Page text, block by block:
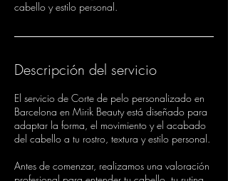
cabello y estilo personal.
Descripción del servicio
El servicio de Corte de pelo personalizado en
Barcelona en Mirik Beauty está diseñado para
adaptar la forma, el movimiento y el acabado
del cabello a tu rostro, textura y estilo personal.
Antes de comenzar, realizamos una valoración